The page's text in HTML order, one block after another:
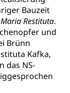
Bauzeit
Restituta.
und
Brünn
Kafka,
das NS-